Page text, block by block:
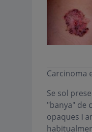
Carcinoma
Se sol
"banya" de
opaques i